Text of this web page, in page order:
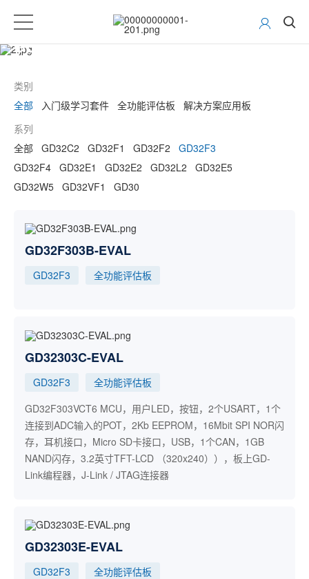
GD32 MCU开发工具
类别
全部
入门级学习套件 全功能评估板
解决方案应用板
系列
全部
GD32C2 GD32F1 GD32F2
GD32F3
GD32F4 GD32E1 GD32E2 GD32L2
GD32E5
GD32W5 GD32VF1 GD30
GD32F303B-EVAL
GD32F3 全功能评估板
GD32303C-EVAL
GD32F3
全功能评估板
GD32F303VCT6 MCU，用户LED，按钮，2个USART，1个
连接到ADC输入的POT，2Kb EEPROM，16Mbit SPI NOR闪
存，耳机接口，Micro SD卡接口，USB，1个CAN，1GB
NAND闪存，3.2英寸TFT-LCD （320x240）），板上GD-
Link编程器，J-Link / JTAG连接器
GD32303E-EVAL
GD32F3
全功能评估板